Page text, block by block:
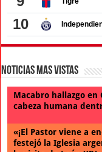
Noticias Mas Vistas
Macabro hallazgo
cabeza humana
«¡El Pastor viene a
festejó la Iglesia